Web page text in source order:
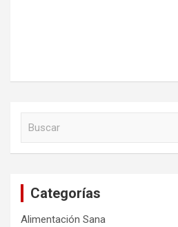
Categorías
Alimentación Sana